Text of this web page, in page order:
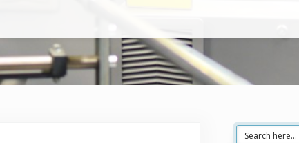
Sidebar